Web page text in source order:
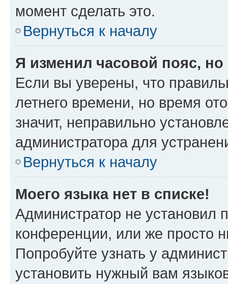
момент сделать это.
Вернуться к началу
Я изменил часовой пояс,
Если вы уверены, что
летнего времени, но время
значит, неправильно
администратора для
Вернуться к началу
Моего языка нет в списке!
Администратор не установил
конференции, или же просто
Попробуйте узнать у
установить нужный вам